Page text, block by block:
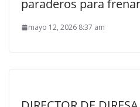
paraderos para
mayo 12, 2026 8:37 am